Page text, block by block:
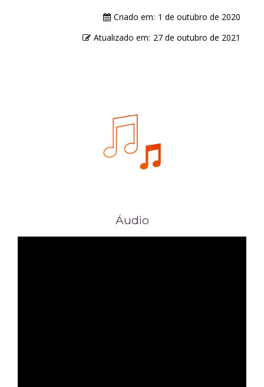
Criado em: 1 de outubro de 2020
Atualizado em: 27 de outubro de 2021
Áudio